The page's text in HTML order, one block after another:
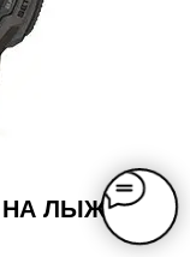
ЛЫЖАХ И